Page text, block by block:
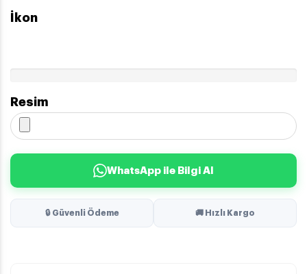
İkon
Resim
WhatsApp ile Bilgi Al
🔒 Güvenli Ödeme 🚚 Hızlı Kargo